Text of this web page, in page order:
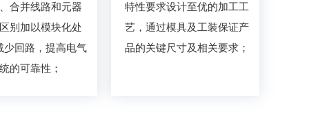
合并线路和元器
别加以模块化处
少回路，提高电气
的可靠性；
特性要求设计至优的加工工
艺，通过模具及工装保证产
品的关键尺寸及相关要求；